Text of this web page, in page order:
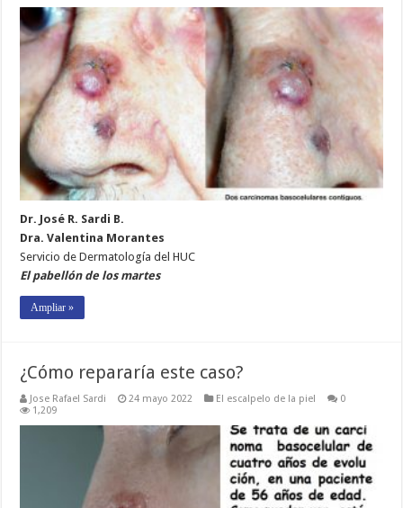
Dr. José R. Sardi B.
Dra. Valentina Morantes
Servicio de Dermatología del HUC
El pabellón de los martes
Ampliar »
¿Cómo repararía este caso?
Jose Rafael Sardi 24 mayo 2022 El escalpelo de la piel
0
1,209